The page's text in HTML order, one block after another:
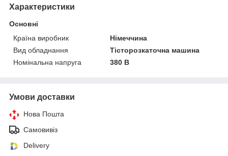
Характеристики
Основні
Країна виробник
Німеччина
Вид обладнання
Тісторозкаточна машина
Номінальна напруга
380 В
Умови доставки
Нова Пошта
Самовивіз
Delivery